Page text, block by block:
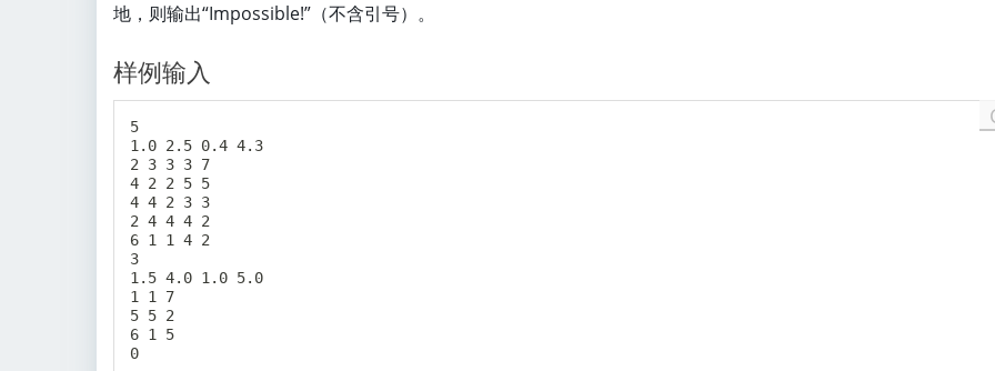
地，则输出“Impossible!”（不含引号）。
样例输入
5
1.0 2.5 0.4 4.3
2 3 3 3 7
4 2 2 5 5
4 4 2 3 3
2 4 4 4 2
6 1 1 4 2
3
1.5 4.0 1.0 5.0
1 1 7
5 5 2
6 1 5